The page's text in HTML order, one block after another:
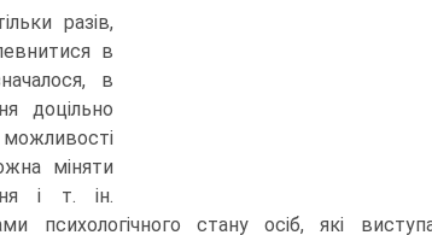
разів,
в
в
доцільно
міняти
і т. ін.
психологічного стану осіб, які